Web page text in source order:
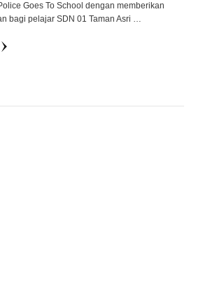
Goes To School dengan memberikan
bagi pelajar SDN 01 Taman Asri …